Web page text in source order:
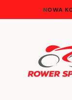
NOWA